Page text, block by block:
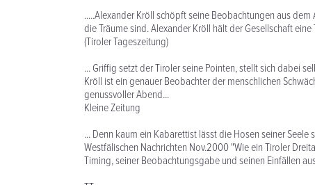
.....Alexander Kröll schöpft seine Beobachtungen aus
die Träume sind. Alexander Kröll hält der Gesellschaft eine
(Tiroler Tageszeitung)
... Griffig setzt der Tiroler seine Pointen, stellt sich dabei
Kröll ist ein genauer Beobachter der menschlichen
genussvoller Abend...
Kleine Zeitung
... Denn kaum ein Kabarettist lässt die Hosen seiner
Westfälischen Nachrichten Nov.2000 "Wie ein Tiroler
Timing, seiner Beobachtungsgabe und seinen Einfällen